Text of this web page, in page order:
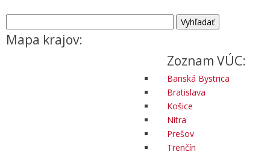
Mapa krajov:
Zoznam VÚC:
Banská Bystrica
Bratislava
Košice
Nitra
Prešov
Trenčín